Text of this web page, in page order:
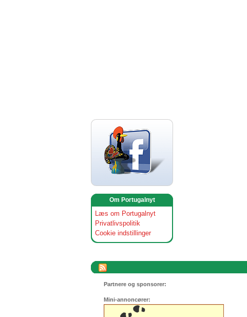
Om Portugalnyt
Læs om Portugalnyt
Privatlivspolitik
Cookie indstillinger
Partnere og sponsorer:
Mini-annoncører: